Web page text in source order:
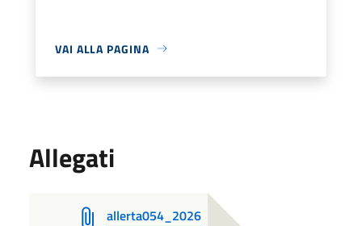
VAI ALLA PAGINA
Allegati
allerta054_2026